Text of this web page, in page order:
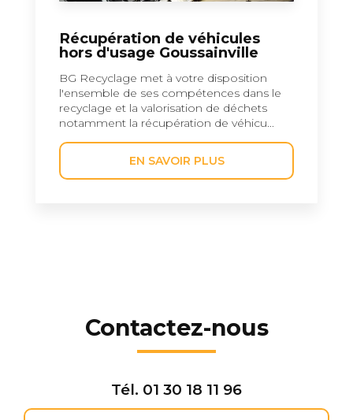
Récupération de véhicules
hors d'usage Goussainville
BG Recyclage met à votre disposition
l'ensemble de ses compétences dans le
recyclage et la valorisation de déchets
notamment la récupération de véhicu...
EN SAVOIR PLUS
Contactez-nous
Tél. 01 30 18 11 96